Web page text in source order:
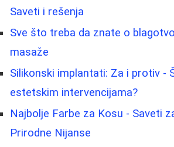
Saveti i rešenja
Sve što treba da znate o
masaže
Silikonski implantati: Za i protiv -
estetskim intervencijama?
Najbolje Farbe za Kosu - Saveti
Prirodne Nijanse